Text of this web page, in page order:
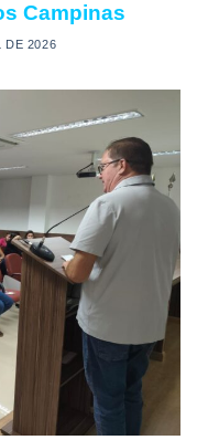
Campinas
DE 2026